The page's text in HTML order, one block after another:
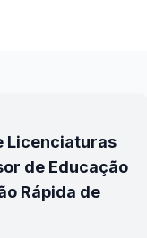
Licenciaturas
de Educação
Rápida de